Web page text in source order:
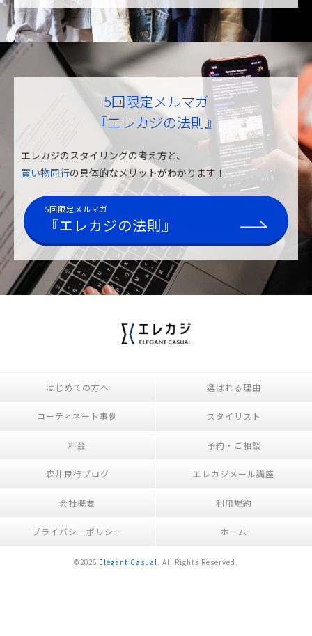
5回限定メルマガ
『エレカジの法則』
エレカジのスタイリングの考え方と、
買い物同行の具体的なメリットがわかります！
5回限定メルマガ
『エレカジの法則』
はじめての方へ 選ばれる理由
コーディネート事例 スタイリスト
料金 予約・ご相談
森井良行ブログ エレカジメール講座
会社概要 利用規約
プライバシーポリシー ホーム
©2026 Elegant Casual . All Rights Reserved.